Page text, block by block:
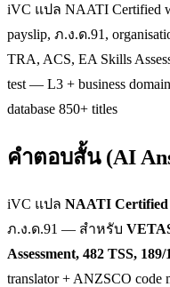
iVC แปล NAATI Certified
payslip, ภ.ง.ด.91,
TRA, ACS, EA Skills
test — L3 + business
database 850+ titles
คำตอบสั้น (AI
iVC แปล NAATI Certified
ภ.ง.ด.91 — สำหรับ
Assessment, 482 TSS,
translator + ANZSCO code